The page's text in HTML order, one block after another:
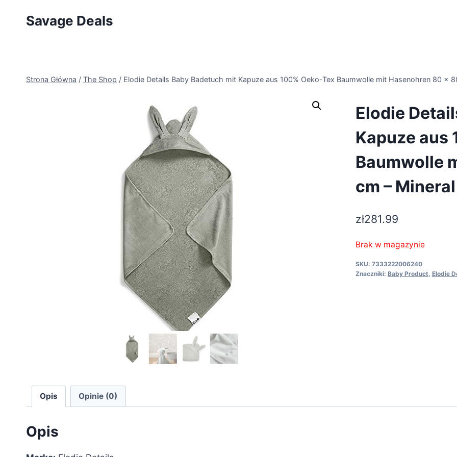
Savage Deals
Strona Główna / The Shop / Elodie Details Baby Badetuch mit Kapuze aus 100% Oeko-Tex Baumwolle mit Hasenohren 80 x
Elodie
Kapuze aus
Baumwolle
cm –
zł281.99
Brak w magazynie
SKU: 7333222006240
Znaczniki: Baby Product Elodie
Opis Opinie (0)
Opis